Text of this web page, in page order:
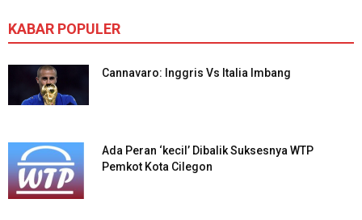
KABAR POPULER
Cannavaro: Inggris Vs Italia Imbang
Ada Peran ‘kecil’ Dibalik Suksesnya WTP
Pemkot Kota Cilegon